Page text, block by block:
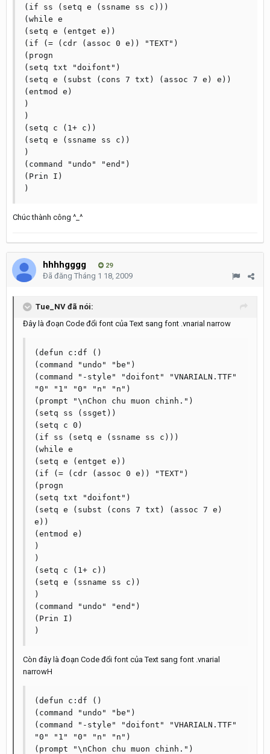
(if ss (setq e (ssname ss c)))
(while e
(setq e (entget e))
(if (= (cdr (assoc 0 e)) "TEXT")
(progn
(setq txt "doifont")
(setq e (subst (cons 7 txt) (assoc 7 e) e))
(entmod e)
)
)
(setq c (1+ c))
(setq e (ssname ss c))
)
(command "undo" "end")
(Prin I)
Chúc thành công ^_^
hhhhgggg 29
Đã đăng Tháng 1 18, 2009
Tue_NV đã nói:
Đây là đoạn Code đổi font của Text sang font .vnarial narrow
(defun c:df ()
(command "undo" "be")
(command "-style" "doifont" "VNARIALN.TTF"
"0" "1" "0" "n" "n")
(prompt "\nChon chu muon chinh.")
(setq ss (ssget))
(setq c 0)
(if ss (setq e (ssname ss c)))
(while e
(setq e (entget e))
(if (= (cdr (assoc 0 e)) "TEXT")
(progn
(setq txt "doifont")
(setq e (subst (cons 7 txt) (assoc 7 e)
e))
(entmod e)
)
)
(setq c (1+ c))
(setq e (ssname ss c))
)
(command "undo" "end")
(Prin I)
Còn đây là đoạn Code đổi font của Text sang font .vnarial
narrowH
(defun c:df ()
(command "undo" "be")
(command "-style" "doifont" "VHARIALN.TTF"
"0" "1" "0" "n" "n")
(prompt "\nChon chu muon chinh.")